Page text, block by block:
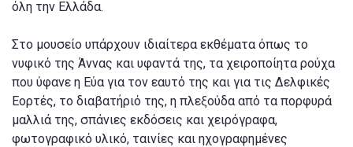
όλη την Ελλάδα.
Στο μουσείο υπάρχουν ιδιαίτερα εκθέματα όπως το
νυφικό της Άννας και υφαντά της, τα χειροποίητα ρούχα
που ύφανε η Εύα για τον εαυτό της και για τις Δελφικές
Εορτές, το διαβατήριό της, η πλεξούδα από τα πορφυρά
μαλλιά της, σπάνιες εκδόσεις και χειρόγραφα,
φωτογραφικό υλικό, ταινίες και ηχογραφημένες